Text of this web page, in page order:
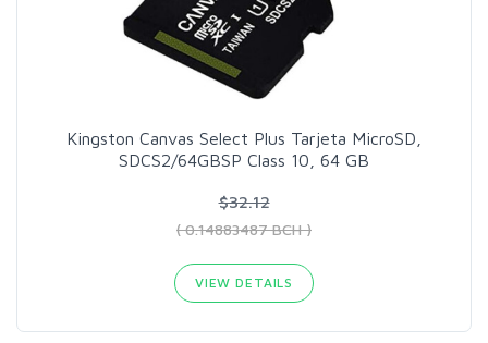
Kingston Canvas Select Plus Tarjeta MicroSD,
SDCS2/64GBSP Class 10, 64 GB
$32.12
( 0.14883487 BCH )
VIEW DETAILS